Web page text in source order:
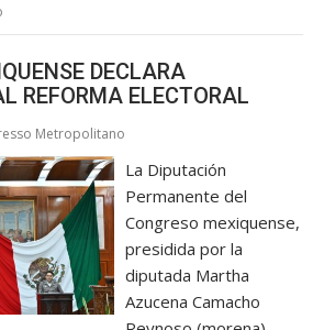
DECLARA
REFORMA ELECTORAL
Metropolitano
La Diputación
Permanente del
Congreso mexiquense,
presidida por la
diputada Martha
Azucena Camacho